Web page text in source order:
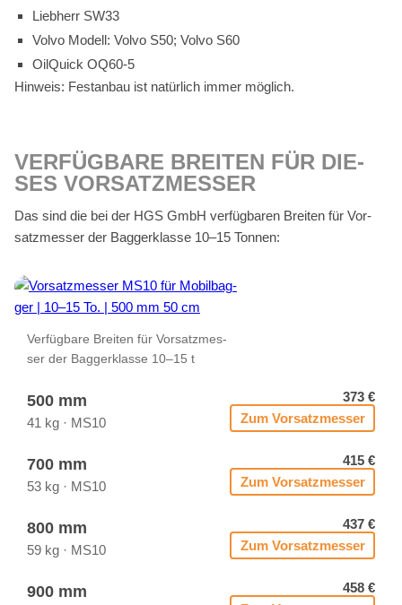
Lieb­herr SW33
Vol­vo Mo­dell: Vol­vo S50; Vol­vo S60
Oil­Quick OQ60‑5
Hin­weis: Fest­an­bau ist na­tür­lich im­mer mög­lich.
VER­FÜG­BA­RE BREI­TEN FÜR DIE­
SES VOR­SATZ­MES­SER
Das sind die bei der HGS GmbH ver­füg­ba­ren Brei­ten für Vor­
satz­mes­ser der Bag­ger­klas­se 10–15 Ton­nen:
Ver­füg­ba­re Brei­ten für Vor­satz­mes­
ser der Bag­ger­klas­se 10–15 t
500 mm
41 kg · MS10
373 €
Zum Vor­satz­mes­ser
700 mm
53 kg · MS10
415 €
Zum Vor­satz­mes­ser
800 mm
59 kg · MS10
437 €
Zum Vor­satz­mes­ser
900 mm
458 €